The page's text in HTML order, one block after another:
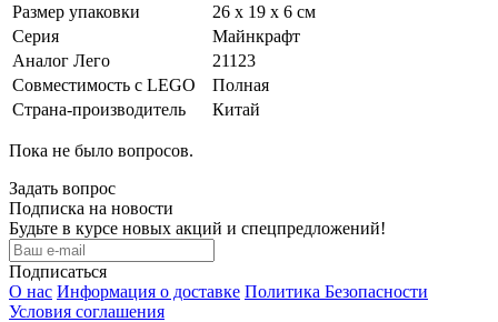
Размер упаковки
26 х 19 х 6 см
Серия
Майнкрафт
Аналог Лего
21123
Совместимость с LEGO
Полная
Страна-производитель
Китай
Пока не было вопросов.
Задать вопрос
Подписка на новости
Будьте в курсе новых акций и спецпредложений!
Подписаться
О нас Информация о доставке Политика Безопасности
Условия соглашения